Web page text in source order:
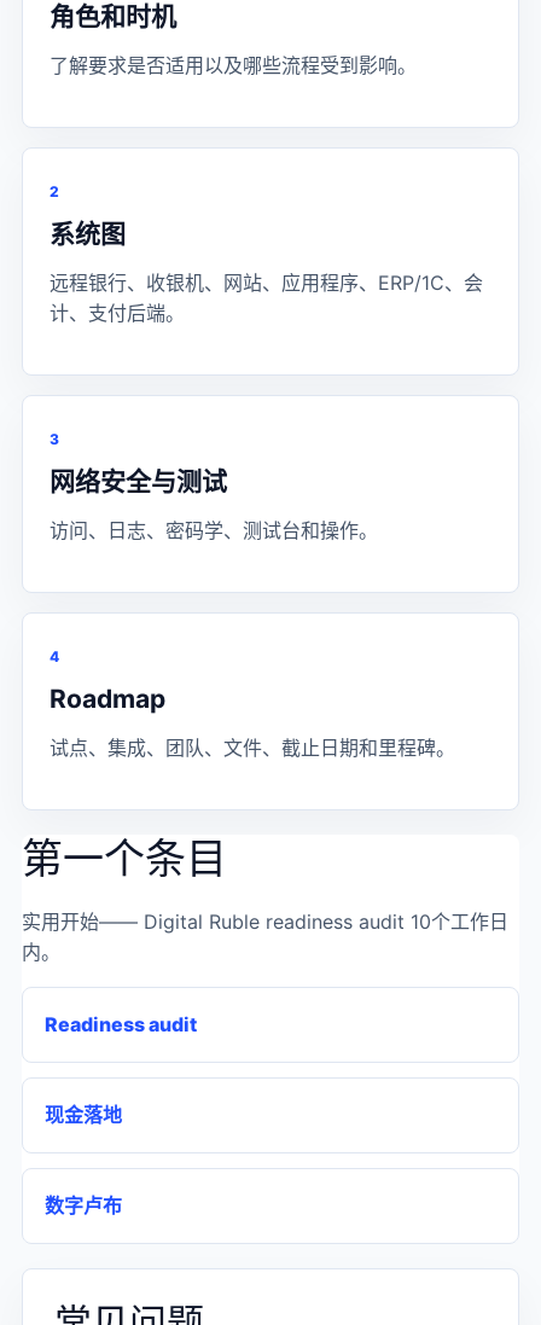
角色和时机
了解要求是否适用以及哪些流程受到影响。
2
系统图
远程银行、收银机、网站、应用程序、ERP/1C、会
计、支付后端。
3
网络安全与测试
访问、日志、密码学、测试台和操作。
4
Roadmap
试点、集成、团队、文件、截止日期和里程碑。
第一个条目
实用开始—— Digital Ruble readiness audit 10个工作日
内。
Readiness audit
现金落地
数字卢布